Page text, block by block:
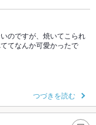
のですが、焼いてこられ
てなんか可愛かったで
つづきを読む